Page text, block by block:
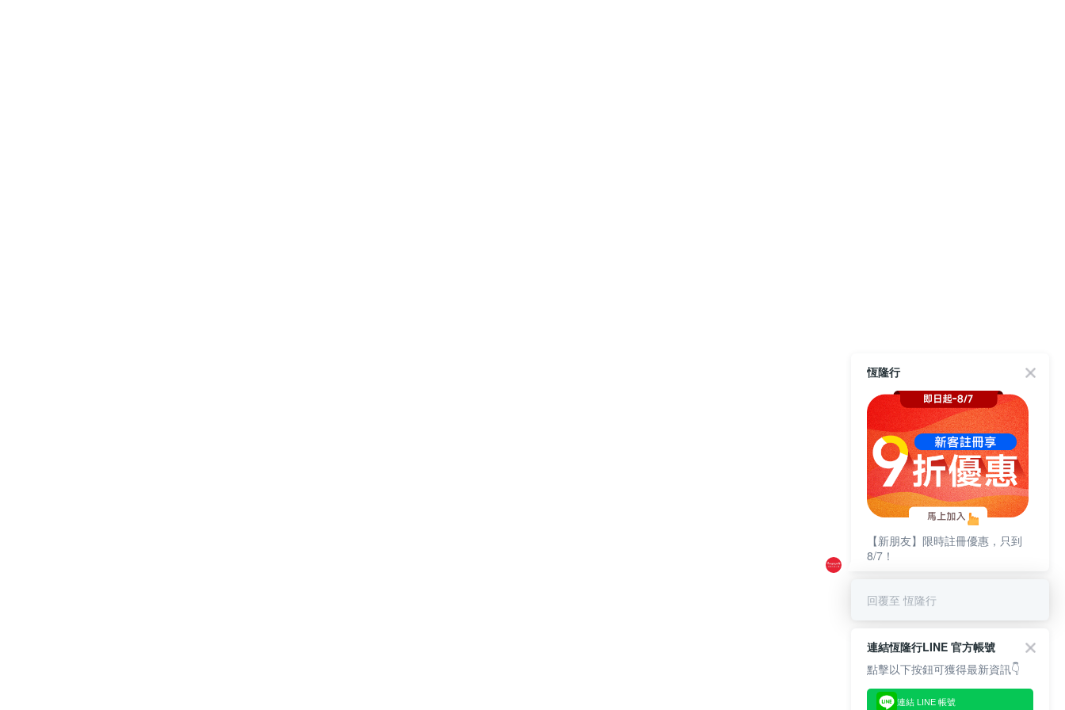
恆隆行
【新朋友】限時註冊優惠，只到
8/7！
回覆至 恆隆行
連結恆隆行LINE 官方帳號
點擊以下按鈕可獲得最新資訊👇
連結 LINE 帳號